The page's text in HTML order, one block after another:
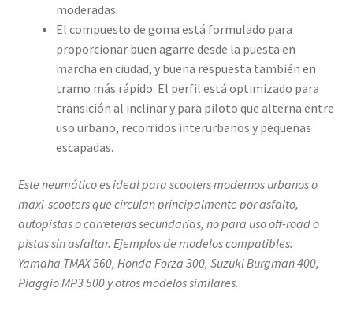
moderadas.
El compuesto de goma está formulado para
proporcionar buen agarre desde la puesta en
marcha en ciudad, y buena respuesta también en
tramo más rápido. El perfil está optimizado para
transición al inclinar y para piloto que alterna entre
uso urbano, recorridos interurbanos y pequeñas
escapadas.
Este neumático es ideal para scooters modernos urbanos o
maxi-scooters que circulan principalmente por asfalto,
autopistas o carreteras secundarias, no para uso off-road o
pistas sin asfaltar. Ejemplos de modelos compatibles:
Yamaha TMAX 560, Honda Forza 300, Suzuki Burgman 400,
Piaggio MP3 500 y otros modelos similares.